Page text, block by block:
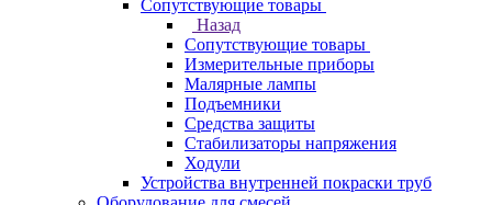
Сопутствующие товары
Назад
Сопутствующие товары
Измерительные приборы
Малярные лампы
Подъемники
Средства защиты
Стабилизаторы напряжения
Ходули
Устройства внутренней покраски труб